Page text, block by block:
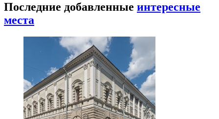
Последние добавленные интересные
места